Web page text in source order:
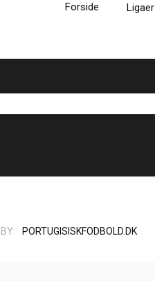
Forside Ligaer
PORTUGISISKFODBOLD.DK